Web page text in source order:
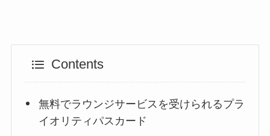
Contents
無料でラウンジサービスを受けられるプラ
イオリティパスカード